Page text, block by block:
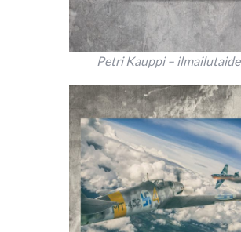
Petri Kauppi –